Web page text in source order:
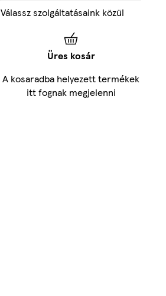
Válassz szolgáltatásaink közül
Üres kosár
A kosaradba helyezett termékek
itt fognak megjelenni